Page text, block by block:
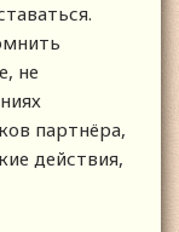
не
партнёра,
действия,